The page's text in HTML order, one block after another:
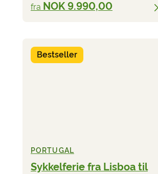
fra NOK 9.990,00
Bestseller
PORTUGAL
Sykkelferie fra Lisboa til